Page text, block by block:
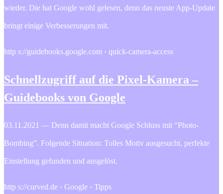
wieder. Die hat Google wohl gelesen, denn das neuste App-Update
bringt einige Verbesserungen mit.
http s://guidebooks.google.com › quick-camera-access
Schnellzugriff auf die Pixel-Kamera –
Guidebooks von Google
03.11.2021 — Denn damit macht Google Schluss mit “Photo-
Bombing”. Folgende Situation: Tolles Motiv ausgesucht, perfekte
Einstellung gefunden und ausgelöst.
http s://curved.de › Google › Tipps